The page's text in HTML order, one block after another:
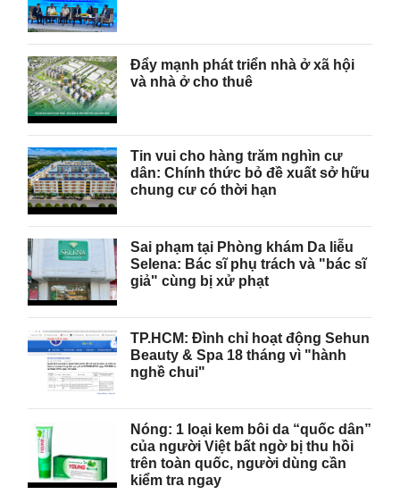
Đẩy mạnh phát triển nhà ở xã hội
và nhà ở cho thuê
Tin vui cho hàng trăm nghìn cư
dân: Chính thức bỏ đề xuất sở hữu
chung cư có thời hạn
Sai phạm tại Phòng khám Da liễu
Selena: Bác sĩ phụ trách và "bác sĩ
giả" cùng bị xử phạt
TP.HCM: Đình chỉ hoạt động Sehun
Beauty & Spa 18 tháng vì "hành
nghề chui"
Nóng: 1 loại kem bôi da “quốc dân”
của người Việt bất ngờ bị thu hồi
trên toàn quốc, người dùng cần
kiểm tra ngay